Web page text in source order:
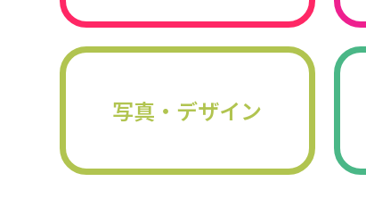
写真・デザイン